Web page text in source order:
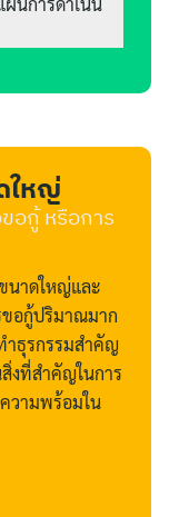
ใหญ่
อกู้ หรือการ
นาดใหญ่และ
ขอกู้ปริมาณมาก
ำธุรกรรมสำคัญ
งที่สำคัญในการ
วามพร้อมใน